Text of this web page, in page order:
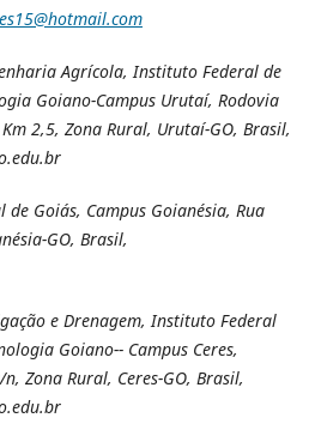
Agrícola,Instituto Federal de
Goiano-Campus Urutaí, Rodovia
2,5, Zona Rural, Urutaí-GO, Brasil,
de Goiás, Campus Goianésia, Rua
GO, Brasil,
e Drenagem,Instituto Federal
Goiano-- Campus Ceres,
Zona Rural, Ceres-GO, Brasil,